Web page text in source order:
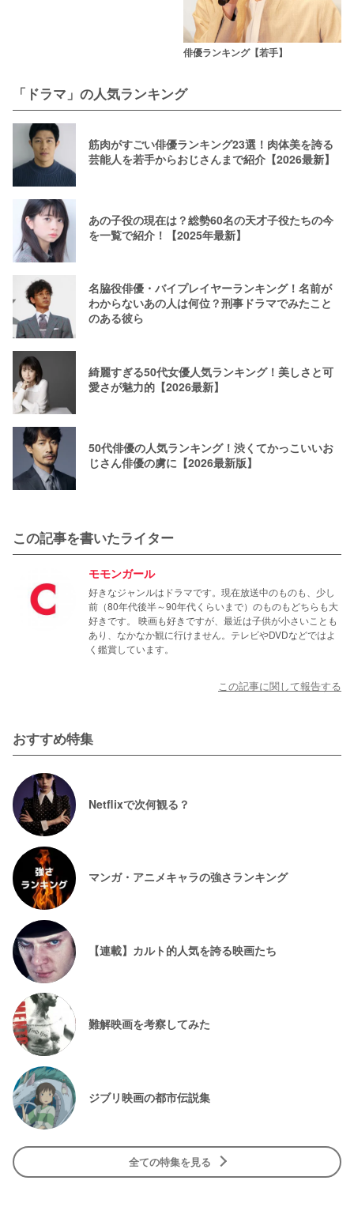
俳優ランキング【若手】
「ドラマ」の人気ランキング
筋肉がすごい俳優ランキング23選！肉体美を誇る
芸能人を若手からおじさんまで紹介【2026最新】
あの子役の現在は？総勢60名の天才子役たちの今
を一覧で紹介！【2025年最新】
名脇役俳優・バイプレイヤーランキング！名前が
わからないあの人は何位？刑事ドラマでみたこと
のある彼ら
綺麗すぎる50代女優人気ランキング！美しさと可
愛さが魅力的【2026最新】
50代俳優の人気ランキング！渋くてかっこいいお
じさん俳優の虜に【2026最新版】
この記事を書いたライター
モモンガール
好きなジャンルはドラマです。現在放送中のものも、少し
前（80年代後半～90年代くらいまで）のものもどちらも大
好きです。 映画も好きですが、最近は子供が小さいことも
あり、なかなか観に行けません。テレビやDVDなどではよ
く鑑賞しています。
この記事に関して報告する
おすすめ特集
Netflixで次何観る？
マンガ・アニメキャラの強さランキング
【連載】カルト的人気を誇る映画たち
難解映画を考察してみた
ジブリ映画の都市伝説集
全ての特集を見る